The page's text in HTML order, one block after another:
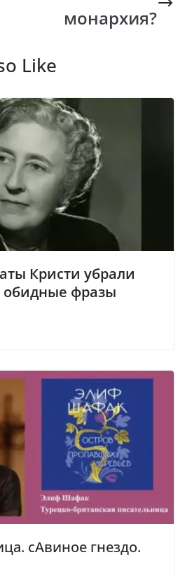
монархия?
Like
Кристи убрали
обидные фразы
сАвиное гнездо.